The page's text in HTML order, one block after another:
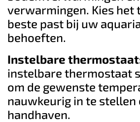
verwarmingen. Kies het
beste past bij uw
behoeften.
Instelbare
instelbare thermostaat
om de gewenste
nauwkeurig in te stellen
handhaven.